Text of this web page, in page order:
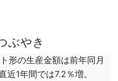
ぶやき
形の生産金額は前年同月
1年間では7.2％増。